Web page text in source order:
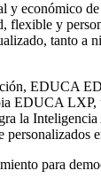
y económico
flexible y
tanto a
EDUCA
EDUCA LXP,
la
personalizados
para